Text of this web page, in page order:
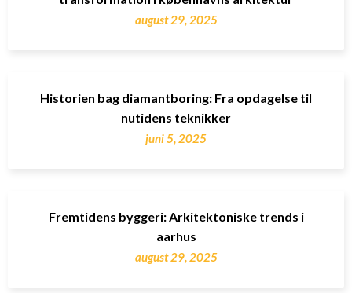
august 29, 2025
Historien bag diamantboring: Fra opdagelse til
nutidens teknikker
juni 5, 2025
Fremtidens byggeri: Arkitektoniske trends i
aarhus
august 29, 2025